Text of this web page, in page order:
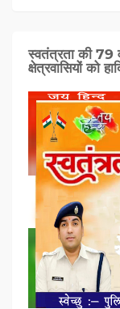
स्वतंत्रता की 79
क्षेत्रवासियों को